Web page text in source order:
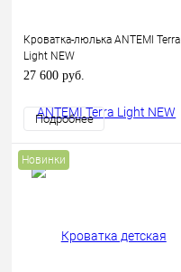
Кроватка-люлька ANTEMI Terra
Light NEW
27 600 руб.
Подробнее
Новинки